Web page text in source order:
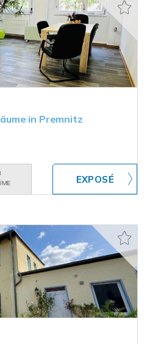
in Premnitz